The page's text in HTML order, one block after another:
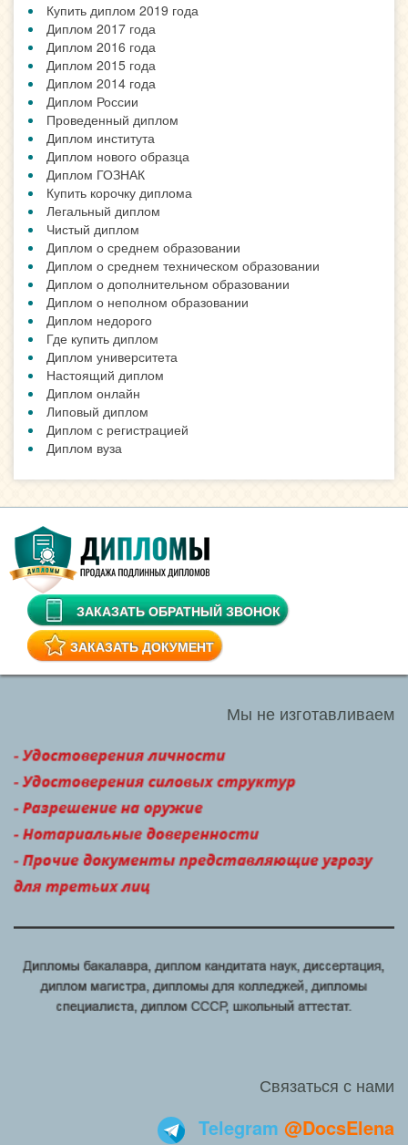
Купить диплом 2019 года
Диплом 2017 года
Диплом 2016 года
Диплом 2015 года
Диплом 2014 года
Диплом России
Проведенный диплом
Диплом института
Диплом нового образца
Диплом ГОЗНАК
Купить корочку диплома
Легальный диплом
Чистый диплом
Диплом о среднем образовании
Диплом о среднем техническом образовании
Диплом о дополнительном образовании
Диплом о неполном образовании
Диплом недорого
Где купить диплом
Диплом университета
Настоящий диплом
Диплом онлайн
Липовый диплом
Диплом с регистрацией
Диплом вуза
ЗАКАЗАТЬ ОБРАТНЫЙ ЗВОНОК
ЗАКАЗАТЬ ДОКУМЕНТ
Мы не изготавливаем
Связаться с нами
Telegram @DocsElena